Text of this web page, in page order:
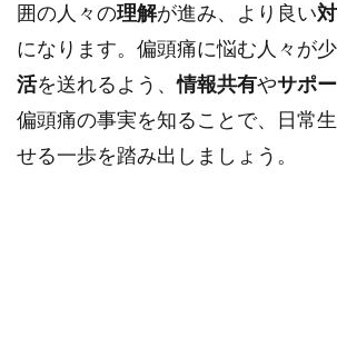
囲の人々の理解が進み、より良い
になります。偏頭痛に悩む人々が
活を送れるよう、情報共有やサポ
偏頭痛の事実を知ることで、日常
せる一歩を踏み出しましょう。